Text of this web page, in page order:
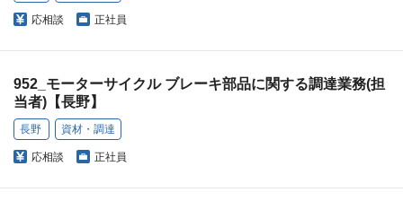
応相談 正社員
952_モーターサイクル ブレーキ部品に関する調達業務(担
当者)【長野】
長野 資材・調達
応相談 正社員